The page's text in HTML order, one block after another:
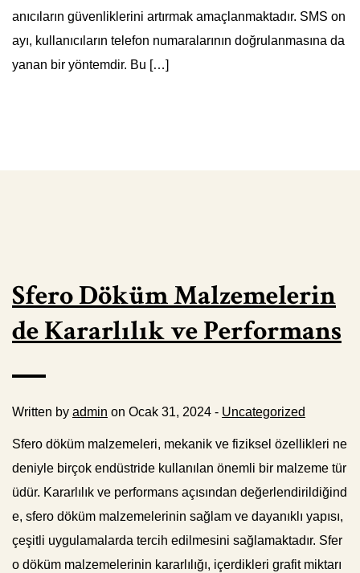
anıcıların güvenliklerini artırmak amaçlanmaktadır. SMS on
ayı, kullanıcıların telefon numaralarının doğrulanmasına da
yanan bir yöntemdir. Bu […]
Sfero Döküm Malzemelerin
de Kararlılık ve Performans
Written by admin on Ocak 31, 2024 - Uncategorized
Sfero döküm malzemeleri, mekanik ve fiziksel özellikleri ne
deniyle birçok endüstride kullanılan önemli bir malzeme tür
üdür. Kararlılık ve performans açısından değerlendirildiğind
e, sfero döküm malzemelerinin sağlam ve dayanıklı yapısı,
çeşitli uygulamalarda tercih edilmesini sağlamaktadır. Sfer
o döküm malzemelerinin kararlılığı, içerdikleri grafit miktarı